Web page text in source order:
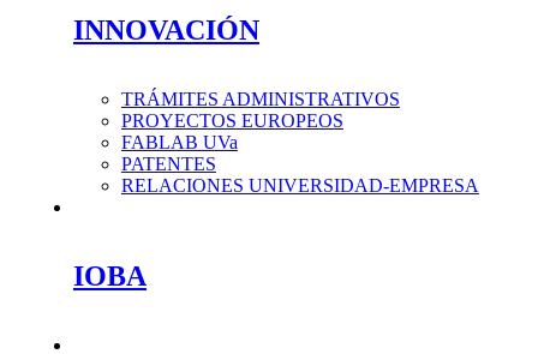
INNOVACIÓN
TRÁMITES ADMINISTRATIVOS
PROYECTOS EUROPEOS
FABLAB UVa
PATENTES
RELACIONES UNIVERSIDAD-EMPRESA
IOBA